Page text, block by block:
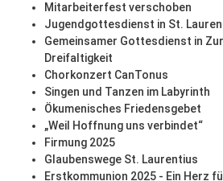
Mitarbeiterfest verschoben
Jugendgottesdienst in St.
Gemeinsamer Gottesdienst in
Dreifaltigkeit
Chorkonzert CanTonus
Singen und Tanzen im Labyrinth
Ökumenisches Friedensgebet
„Weil Hoffnung uns verbindet“
Firmung 2025
Glaubenswege St. Laurentius
Erstkommunion 2025 - Ein Herz